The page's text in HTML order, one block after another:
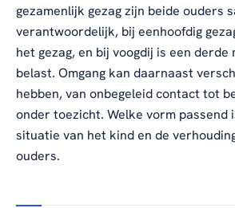
gezamenlijk gezag zijn beide ouders
verantwoordelijk, bij eenhoofdig
het gezag, en bij voogdij is een derde
belast. Omgang kan daarnaast
hebben, van onbegeleid contact tot
onder toezicht. Welke vorm passend
situatie van het kind en de
ouders.